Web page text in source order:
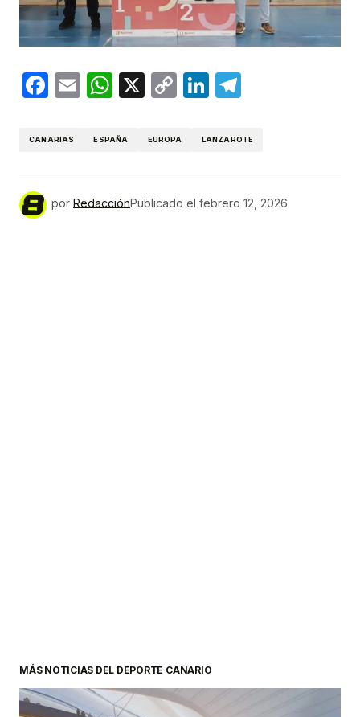
Facebook
EmailWhatsApp
X
CopyLinkedIn
CANARIAS ESPAÑA EUROPA LANZAROTE
por RedacciónPublicado el febrero 12, 2026
MÁS NOTICIAS DEL DEPORTE CANARIO